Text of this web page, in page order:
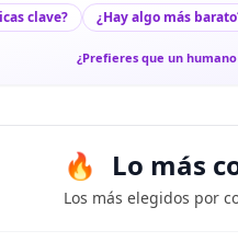
clave? ¿Hay algo más
¿Prefieres que un
Lo más
Los más elegidos por